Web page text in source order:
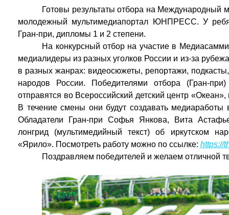
Готовы результаты отбора на Международный
молодежный мультимедиапортал ЮНПРЕСС. У
Гран-при, дипломы 1 и 2 степени.
На конкурсный отбор на участие в
медиалидеры из разных уголков России и из-за
в разных жанрах: видеосюжеты, репортажи,
народов России. Победителями отбора (Гран-
отправятся во Всероссийский детский центр
В течение смены они будут создавать
Обладатели Гран-при Софья Янкова, Вита
лонгрид (мультимедийный текст) об иркутском
«Ярило». Посмотреть работу можно по ссылке: https://
Поздравляем победителей и желаем отличной